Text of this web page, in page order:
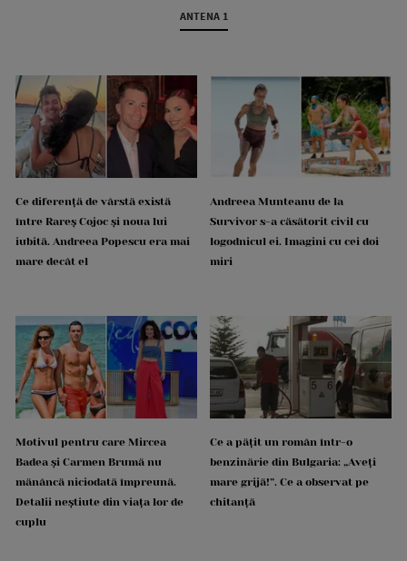
ANTENA 1
Ce diferență de vârstă există
între Rareș Cojoc și noua lui
iubită. Andreea Popescu era mai
mare decât el
Andreea Munteanu de la
Survivor s-a căsătorit civil cu
logodnicul ei. Imagini cu cei doi
miri
Motivul pentru care Mircea
Badea și Carmen Brumă nu
mănâncă niciodată împreună.
Detalii neștiute din viața lor de
cuplu
Ce a pățit un român într-o
benzinărie din Bulgaria: „Aveți
mare grijă!”. Ce a observat pe
chitanță